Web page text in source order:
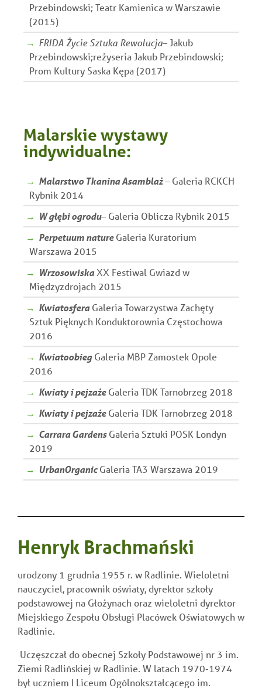
Przebindowski; Teatr Kamienica w Warszawie
(2015)
FRIDA Życie Sztuka Rewolucja– Jakub
Przebindowski;reżyseria Jakub Przebindowski;
Prom Kultury Saska Kępa (2017)
Malarskie wystawy
indywidualne:
Malarstwo Tkanina Asamblaż– Galeria RCKCH
Rybnik 2014
W głębi ogrodu– Galeria Oblicza Rybnik 2015
Perpetuum natureGaleria Kuratorium
Warszawa 2015
WrzosowiskaXX Festiwal Gwiazd w
Międzyzdrojach 2015
KwiatosferaGaleria Towarzystwa Zachęty
Sztuk Pięknych Konduktorownia Częstochowa
2016
KwiatoobiegGaleria MBP Zamostek Opole
2016
Kwiaty i pejzażeGaleria TDK Tarnobrzeg 2018
Kwiaty i pejzażeGaleria TDK Tarnobrzeg 2018
Carrara GardensGaleria Sztuki POSK Londyn
2019
UrbanOrganicGaleria TA3 Warszawa 2019
Henryk Brachmański
urodzony 1 grudnia 1955 r. w Radlinie. Wieloletni
nauczyciel, pracownik oświaty, dyrektor szkoły
podstawowej na Głożynach oraz wieloletni dyrektor
Miejskiego Zespołu Obsługi Placówek Oświatowych w
Radlinie.
Uczęszczał do obecnej Szkoły Podstawowej nr 3 im.
Ziemi Radlińskiej w Radlinie. W latach 1970-1974
był uczniem I Liceum Ogólnokształcącego im.